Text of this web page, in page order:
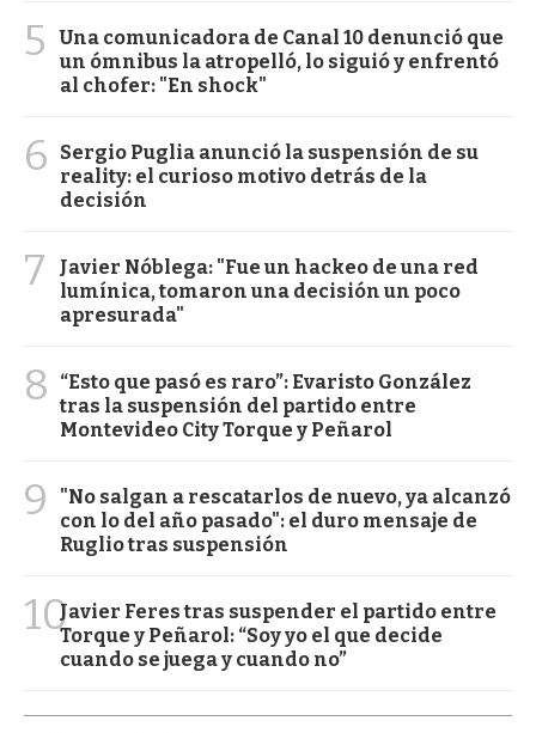
5
Una comunicadora de Canal 10 denunció que
un ómnibus la atropelló, lo siguió y enfrentó
al chofer: "En shock"
6
Sergio Puglia anunció la suspensión de su
reality: el curioso motivo detrás de la
decisión
7
Javier Nóblega: "Fue un hackeo de una red
lumínica, tomaron una decisión un poco
apresurada"
8
“Esto que pasó es raro”: Evaristo González
tras la suspensión del partido entre
Montevideo City Torque y Peñarol
9
"No salgan a rescatarlos de nuevo, ya alcanzó
con lo del año pasado": el duro mensaje de
Ruglio tras suspensión
10Javier Feres tras suspender el partido entre
Torque y Peñarol: “Soy yo el que decide
cuando se juega y cuando no”